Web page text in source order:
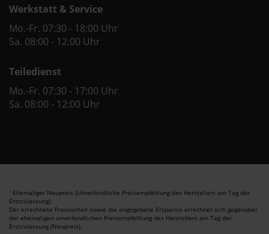
Werkstatt & Service
Mo.-Fr. 07:30 - 18:00 Uhr
Sa. 08:00 - 12:00 Uhr
Teiledienst
Mo.-Fr. 07:30 - 17:00 Uhr
Sa. 08:00 - 12:00 Uhr
1 Ehemaliger Neupreis (Unverbindliche Preisempfehlung des Herstellers am Tag der
Erstzulassung).
Der errechnete Preisvorteil sowie die angegebene Ersparnis errechnet sich gegenüber
der ehemaligen unverbindlichen Preisempfehlung des Herstellers am Tag der
Erstzulassung (Neupreis).